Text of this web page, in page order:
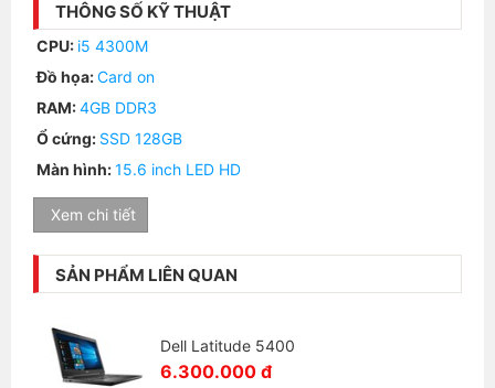
Các kết nối của Dell Latitude E6540
chuẩn như Cổng HDMI, VGA và Ethernet giúp bạn
không cần mang theo bộ chuyển đối rắc rối như nhiều
thanh nổi kết hợp cho tai nghe và micro; đầu đọc thẻ
chỉ có thể xử lý thẻ SD và bốn cổng USB 3.0 chuẩn
THÔNG SỐ KỸ THUẬT
CPU: i5 4300M
Đồ họa:Card on
RAM:4GB DDR3
Ổ cứng: SSD 128GB
Màn hình:15.6 inch LED HD
Xem chi tiết
SẢN PHẨM LIÊN QUAN
Dell Latitude 5400
6.300.000 đ